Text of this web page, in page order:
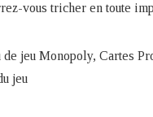
vous tricher en toute
de jeu Monopoly, Cartes
jeu